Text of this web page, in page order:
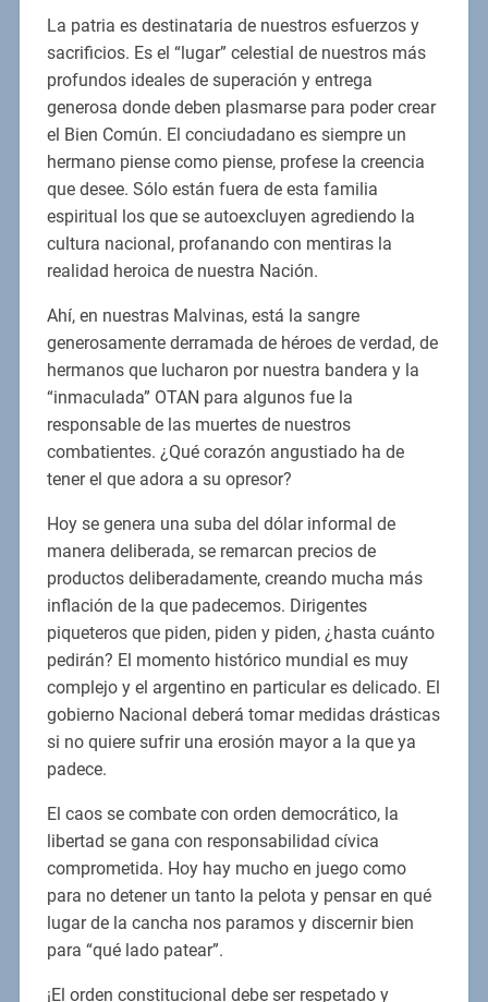
La patria es destinataria de nuestros esfuerzos y
sacrificios. Es el “lugar” celestial de nuestros más
profundos ideales de superación y entrega
generosa donde deben plasmarse para poder crear
el Bien Común. El conciudadano es siempre un
hermano piense como piense, profese la creencia
que desee. Sólo están fuera de esta familia
espiritual los que se autoexcluyen agrediendo la
cultura nacional, profanando con mentiras la
realidad heroica de nuestra Nación.
Ahí, en nuestras Malvinas, está la sangre
generosamente derramada de héroes de verdad, de
hermanos que lucharon por nuestra bandera y la
“inmaculada” OTAN para algunos fue la
responsable de las muertes de nuestros
combatientes. ¿Qué corazón angustiado ha de
tener el que adora a su opresor?
Hoy se genera una suba del dólar informal de
manera deliberada, se remarcan precios de
productos deliberadamente, creando mucha más
inflación de la que padecemos. Dirigentes
piqueteros que piden, piden y piden, ¿hasta cuánto
pedirán? El momento histórico mundial es muy
complejo y el argentino en particular es delicado. El
gobierno Nacional deberá tomar medidas drásticas
si no quiere sufrir una erosión mayor a la que ya
padece.
El caos se combate con orden democrático, la
libertad se gana con responsabilidad cívica
comprometida. Hoy hay mucho en juego como
para no detener un tanto la pelota y pensar en qué
lugar de la cancha nos paramos y discernir bien
para “qué lado patear”.
¡El orden constitucional debe ser respetado y